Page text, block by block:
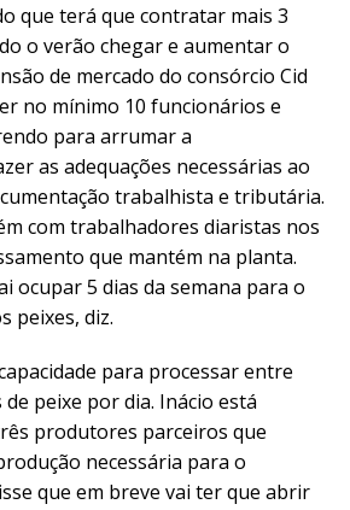
que terá que contratar mais 3
o verão chegar e aumentar o
de mercado do consórcio Cid
no mínimo 10 funcionários e
para arrumar a
as adequações necessárias ao
trabalhista e tributária.
com trabalhadores diaristas nos
que mantém na planta.
ocupar 5 dias da semana para o
peixes, diz.
para processar entre
de peixe por dia. Inácio está
produtores parceiros que
necessária para o
que em breve vai ter que abrir